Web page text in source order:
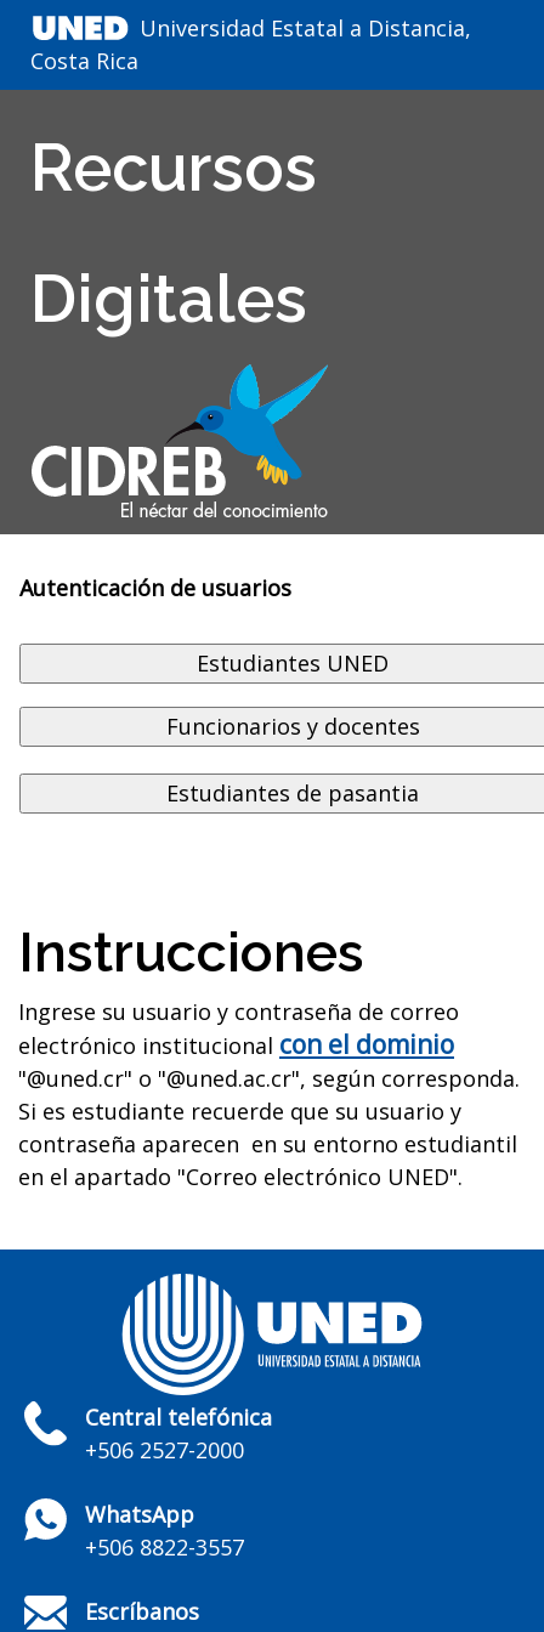
Universidad Estatal a Distancia,
Costa Rica
Recursos
Digitales
Autenticación de usuarios
Instrucciones
Ingrese su usuario y contraseña de correo
electrónico institucional con el dominio
"@uned.cr" o "@uned.ac.cr", según corresponda.
Si es estudiante recuerde que su usuario y
contraseña aparecen en su entorno estudiantil
en el apartado "Correo electrónico UNED".
Central telefónica
+506 2527-2000
WhatsApp
+506 8822-3557
Escríbanos